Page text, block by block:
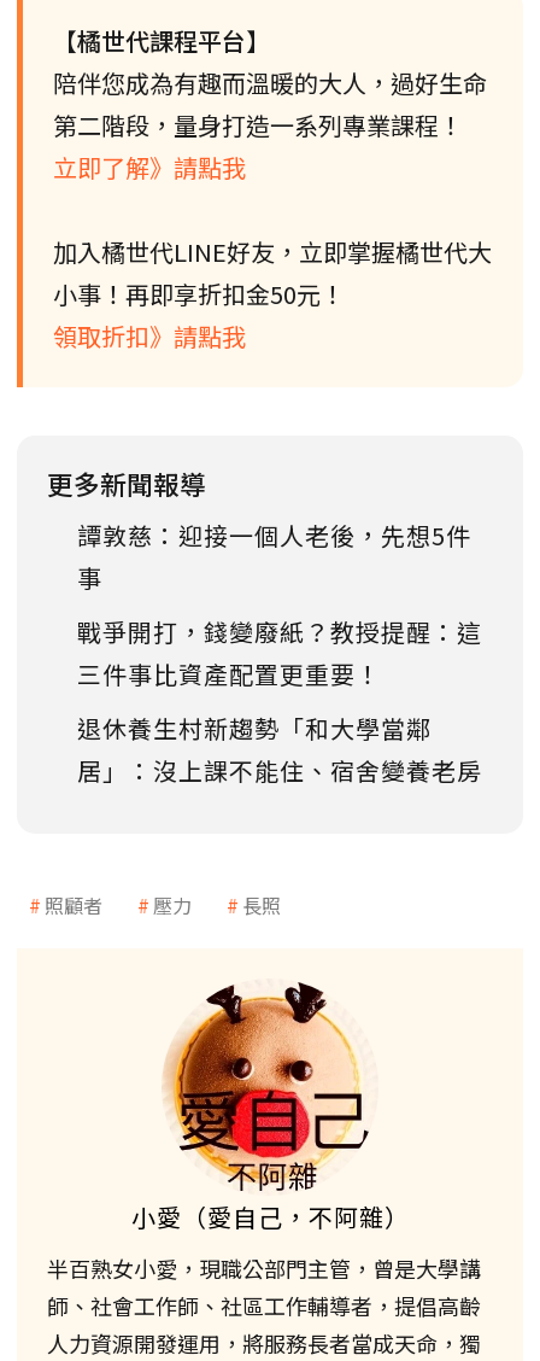
【橘世代課程平台】
陪伴您成為有趣而溫暖的大人，過好生命
第二階段，量身打造一系列專業課程！
立即了解》請點我
加入橘世代LINE好友，立即掌握橘世代大
小事！再即享折扣金50元！
領取折扣》請點我
更多新聞報導
譚敦慈：迎接一個人老後，先想5件
事
戰爭開打，錢變廢紙？教授提醒：這
三件事比資產配置更重要！
退休養生村新趨勢「和大學當鄰
居」：沒上課不能住、宿舍變養老房
照顧者 壓力 長照
小愛（愛自己，不阿雜）
半百熟女小愛，現職公部門主管，曾是大學講
師、社會工作師、社區工作輔導者，提倡高齡
人力資源開發運用，將服務長者當成天命，獨